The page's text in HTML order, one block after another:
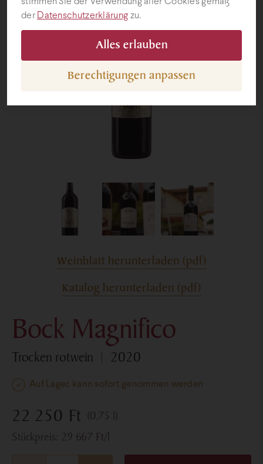
der Datenschutzerklärung zu.
Alles erlauben
Berechtigungen anpassen
Weinblatt herunterladen (pdf)
Katalog herunterladen (pdf)
Bock Magnifico
trocken rotwein 2020
Auf Lager, kann sofort genommen werden
22 250Ft (0,75 l)
Stückpreis: 29 667Ft
Geschenke